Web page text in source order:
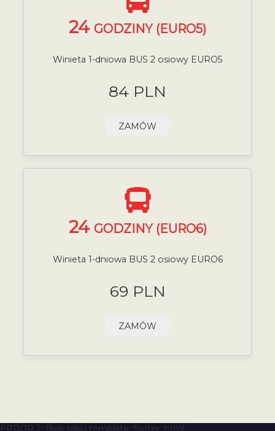
24 GODZINY (EURO5)
Winieta 1-dniowa BUS 2 osiowy EURO5
84 PLN
ZAMÓW
24 GODZINY (EURO6)
Winieta 1-dniowa BUS 2 osiowy EURO6
69 PLN
ZAMÓW
ERROR 2: Brak pliku template: footer_html